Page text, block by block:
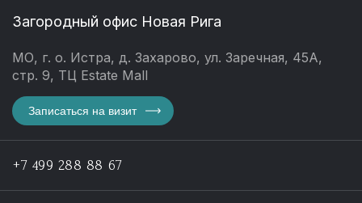
Загородный офис Новая Рига
МО, г. о. Истра, д. Захарово, ул. Заречная, 45А,
стр. 9, ТЦ Estate Mall
Записаться на визит
+7 499 288 88 67